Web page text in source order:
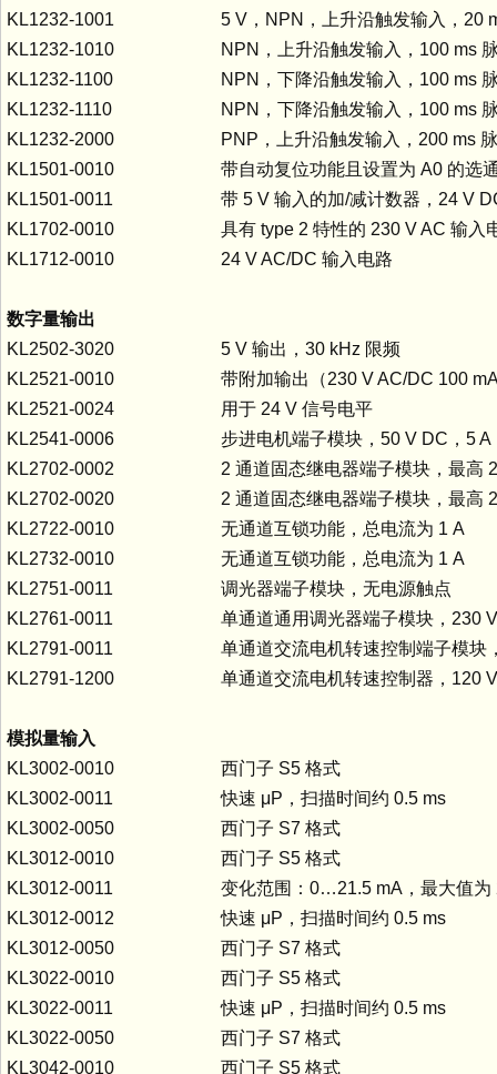
KL1232-1001
5 V，NPN，上升沿触发输入，20
KL1232-1010
NPN，上升沿触发输入，100 ms
KL1232-1100
NPN，下降沿触发输入，100 ms
KL1232-1110
NPN，下降沿触发输入，100 ms
KL1232-2000
PNP，上升沿触发输入，200 ms
KL1501-0010
带自动复位功能且设置为 A0 的选
KL1501-0011
带 5 V 输入的加/减计数器，24 V
KL1702-0010
具有 type 2 特性的 230 V AC 输入
KL1712-0010
24 V AC/DC 输入电路
数字量输出
KL2502-3020
5 V 输出，30 kHz 限频
KL2521-0010
带附加输出（230 V AC/DC 100
KL2521-0024
用于 24 V 信号电平
KL2541-0006
步进电机端子模块，50 V DC，5
KL2702-0002
2 通道固态继电器端子模块，最高
KL2702-0020
2 通道固态继电器端子模块，最高
KL2722-0010
无通道互锁功能，总电流为 1 A
KL2732-0010
无通道互锁功能，总电流为 1 A
KL2751-0011
调光器端子模块，无电源触点
KL2761-0011
单通道通用调光器端子模块，230
KL2791-0011
单通道交流电机转速控制端子模块
KL2791-1200
单通道交流电机转速控制器，120
模拟量输入
KL3002-0010
西门子 S5 格式
KL3002-0011
快速 μP，扫描时间约 0.5 ms
KL3002-0050
西门子 S7 格式
KL3012-0010
西门子 S5 格式
KL3012-0011
变化范围：0…21.5 mA，最大值为
KL3012-0012
快速 μP，扫描时间约 0.5 ms
KL3012-0050
西门子 S7 格式
KL3022-0010
西门子 S5 格式
KL3022-0011
快速 μP，扫描时间约 0.5 ms
KL3022-0050
西门子 S7 格式
KL3042-0010
西门子 S5 格式